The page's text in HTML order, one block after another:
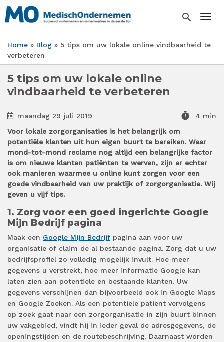
Overslaan
en
inhoud
gaan
search
Kruimelpad
Home Blog
5 tips om uw lokale online vindbaarheid te
verbeteren
5 tips om uw lokale online
vindbaarheid te verbeteren
maandag 29 juli 2019 timer
4 min
Voor lokale zorgorganisaties is het belangrijk om
potentiële klanten uit hun eigen buurt te bereiken. Waar
mond-tot-mond reclame nog altijd een belangrijke factor
is om nieuwe klanten patiënten te werven, zijn er echter
ook manieren waarmee u online kunt zorgen voor een
goede vindbaarheid van uw praktijk of zorgorganisatie. Wij
geven u vijf tips.
1. Zorg voor een goed ingerichte Google
Mijn Bedrijf pagina
Maak een Google Mijn Bedrijf pagina aan voor uw
organisatie of claim de al bestaande pagina. Zorg dat u uw
bedrijfsprofiel zo volledig mogelijk invult. Hoe meer
gegevens u verstrekt, hoe meer informatie Google kan
laten zien aan potentiële en bestaande klanten. Uw
gegevens verschijnen dan bijvoorbeeld ook in Google Maps
en Google Zoeken. Als een potentiële patiënt vervolgens
op zoek gaat naar een zorgorganisatie in zijn buurt binnen
uw vakgebied, vindt hij in ieder geval de adresgegevens, de
openingstijden en de routebeschrijving. Daarnaast worden